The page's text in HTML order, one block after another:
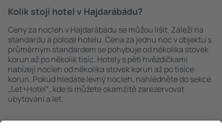
Kolik stojí hotel v Hajdarábádu?
Ceny za nocleh v Hajdarábádu se můžou lišit. Záleží na
standardu a poloze hotelu. Cena za jednu noc v objektu s
průměrným standardem se pohybuje od několika stovek
korun až po několik tisíc. Hotely s pěti hvězdičkami
nabízejí nocleh od několika stovek korun až po tisíce
korun. Pokud hledáte levný nocleh, nahlédněte do sekce
„Let+Hotel“, kde si můžete okamžitě zarezervovat
ubytování a let.